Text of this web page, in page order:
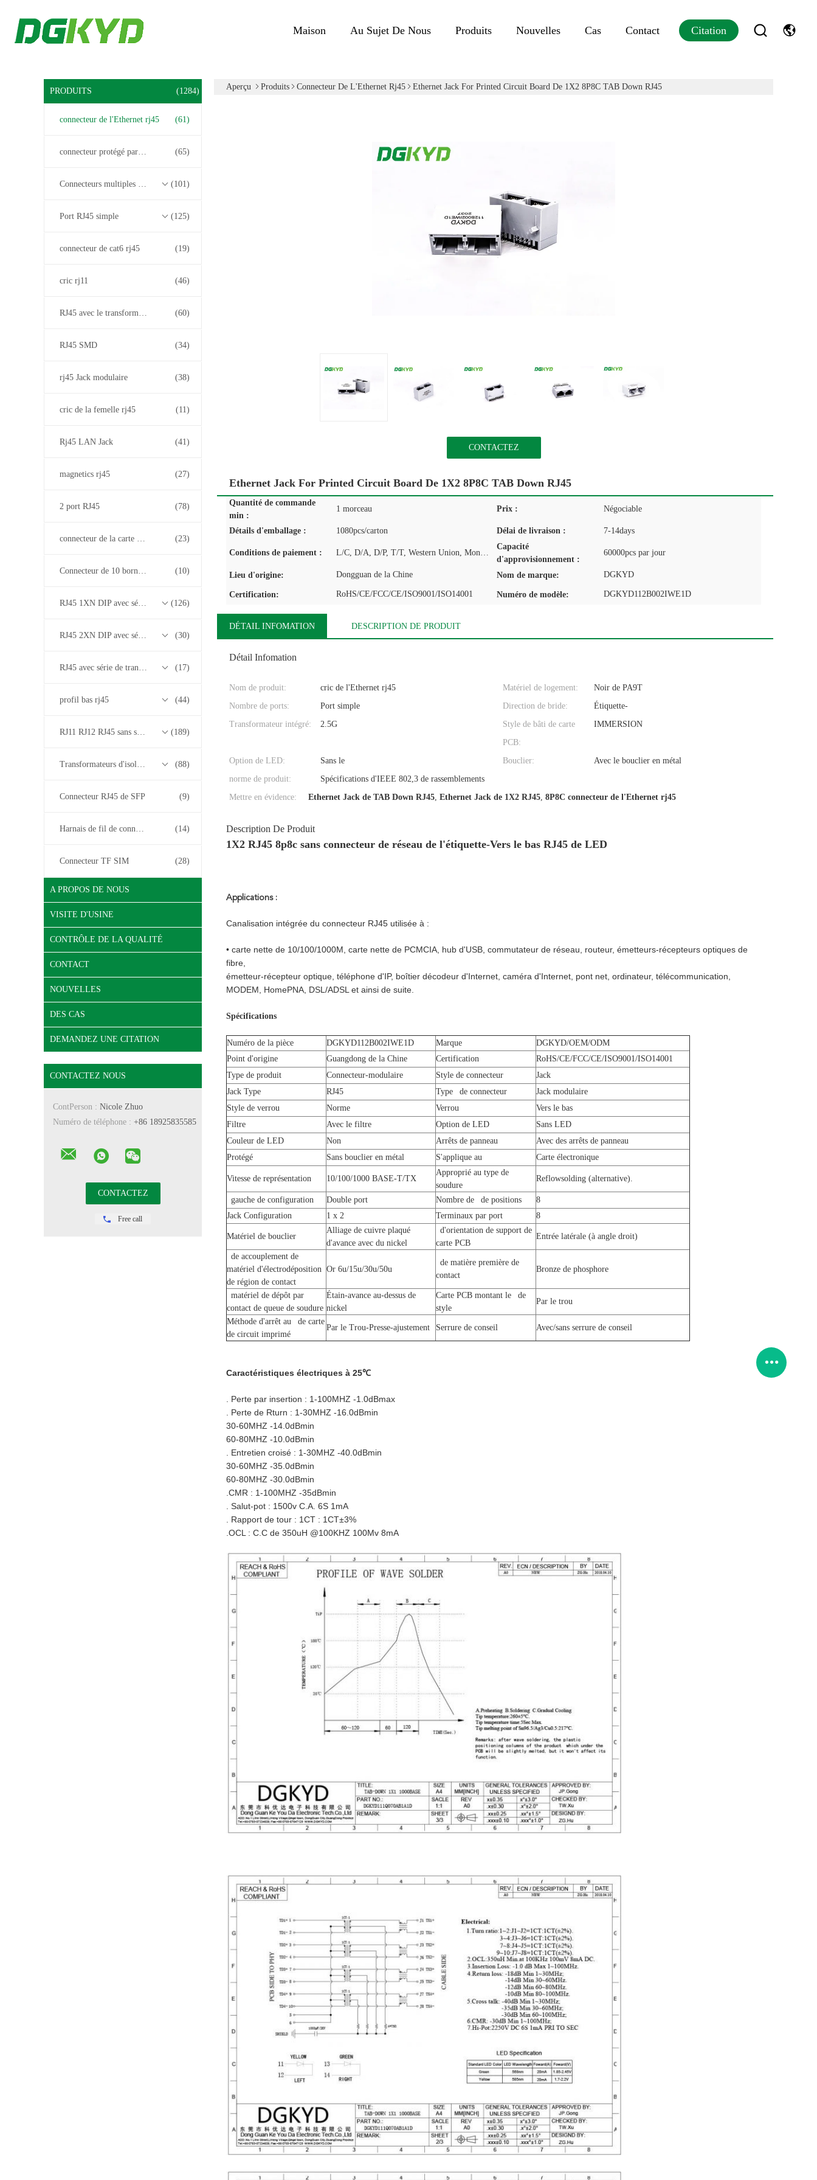
Maison Au Sujet De Nous Produits Nouvelles Cas Contact Citation
PRODUITS (1284)
connecteur de l'Ethernet rj45 (61)
connecteur protégé par rj45 (65)
Connecteurs multiples du port RJ45 (101)
Port RJ45 simple (125)
connecteur de cat6 rj45 (19)
cric rj11 (46)
RJ45 avec le transformateur (60)
RJ45 SMD (34)
rj45 Jack modulaire (38)
cric de la femelle rj45 (11)
Rj45 LAN Jack (41)
magnetics rj45 (27)
2 port RJ45 (78)
connecteur de la carte PCB rj45 (23)
Connecteur de 10 bornes RJ45 (10)
RJ45 1XN DIP avec série de transformateurs base-T 10/100/1000M (126)
RJ45 2XN DIP avec série de transformateurs base-T 10/100/1000M (30)
RJ45 avec série de transformateurs 2.5G/5G/10G Base-T (17)
profil bas rj45 (44)
RJ11 RJ12 RJ45 sans série de transformateurs (189)
Transformateurs d'isolement (88)
Connecteur RJ45 de SFP (9)
Harnais de fil de connecteur (14)
Connecteur TF SIM (28)
A PROPOS DE NOUS
VISITE D'USINE
CONTRÔLE DE LA QUALITÉ
CONTACT
NOUVELLES
DES CAS
DEMANDEZ UNE CITATION
CONTACTEZ NOUS
ContPerson : Nicole Zhuo
Numéro de téléphone : +86 18925835585
Free call
Aperçu Produits Connecteur De L'Ethernet Rj45 Ethernet Jack For Printed Circuit Board De 1X2 8P8C TAB Down RJ45
CONTACTEZ
Ethernet Jack For Printed Circuit Board De 1X2 8P8C TAB Down RJ45
Quantité de commande
min :
1 morceau Prix : Négociable
Détails d'emballage : 1080pcs/carton Délai de livraison : 7-14days
Conditions de paiement : L/C, D/A, D/P, T/T, Western Union, MoneyGram
Capacité
d'approvisionnement :
60000pcs par jour
Lieu d'origine: Dongguan de la Chine Nom de marque: DGKYD
Certification: RoHS/CE/FCC/CE/ISO9001/ISO14001 Numéro de modèle: DGKYD112B002IWE1D
DÉTAIL INFOMATION DESCRIPTION DE PRODUIT
Détail Infomation
Nom de produit: cric de l'Ethernet rj45 Matériel de logement:
Noir de PA9T
Nombre de ports:
Port simple Direction de bride:
Étiquette-
Transformateur intégré:
2.5G
Style de bâti de carte
PCB:
IMMERSION
Option de LED: Sans le Bouclier:
Avec le bouclier en métal
norme de produit:
Spécifications d'IEEE 802,3 de rassemblements
Mettre en évidence:
Ethernet Jack de TAB Down RJ45, Ethernet Jack de 1X2 RJ45, 8P8C connecteur de l'Ethernet rj45
Description De Produit
1X2 RJ45 8p8c sans connecteur de réseau de l'étiquette-Vers le bas RJ45 de LED
Applications :
Canalisation intégrée du connecteur RJ45 utilisée à :
• carte nette de 10/100/1000M, carte nette de PCMCIA, hub d'USB, commutateur de réseau, routeur, émetteurs-récepteurs optiques de
fibre,
émetteur-récepteur optique, téléphone d'IP, boîtier décodeur d'Internet, caméra d'Internet, pont net, ordinateur, télécommunication,
MODEM, HomePNA, DSL/ADSL et ainsi de suite.
Spécifications
Numéro de la pièce DGKYD112B002IWE1D Marque
DGKYD/OEM/ODM
Point d'origine
Guangdong de la Chine Certification
RoHS/CE/FCC/CE/ISO9001/ISO14001
Type de produit
Connecteur-modulaire Style de connecteur
Jack
Jack Type
RJ45 Type de connecteur
Jack modulaire
Style de verrou
Norme Verrou
Vers le bas
Filtre
Avec le filtre Option de LED
Sans LED
Couleur de LED
Non Arrêts de panneau
Avec des arrêts de panneau
Protégé
Sans bouclier en métal S'applique au Carte électronique
Vitesse de représentation 10/100/1000 BASE-T/TX
Approprié au type de
soudure
Reflowsolding (alternative).
gauche de configuration Double port Nombre de de positions
8
Jack Configuration
1 x 2 Terminaux par port 8
Matériel de bouclier
Alliage de cuivre plaqué
d'avance avec du nickel
d'orientation de support de
carte PCB
Entrée latérale (à angle droit)
de accouplement de
matériel d'électrodéposition
de région de contact
Or 6u/15u/30u/50u
de matière première de
contact
Bronze de phosphore
matériel de dépôt par
contact de queue de soudure
Étain-avance au-dessus de
nickel
Carte PCB montant le de
style
Par le trou
Méthode d'arrêt au de carte
de circuit imprimé
Par le Trou-Presse-ajustement Serrure de conseil Avec/sans serrure de conseil
Caractéristiques électriques à 25℃
. Perte par insertion : 1-100MHZ -1.0dBmax
. Perte de Rturn : 1-30MHZ -16.0dBmin
30-60MHZ -14.0dBmin
60-80MHZ -10.0dBmin
. Entretien croisé : 1-30MHZ -40.0dBmin
30-60MHZ -35.0dBmin
60-80MHZ -30.0dBmin
.CMR : 1-100MHZ -35dBmin
. Salut-pot : 1500v C.A. 6S 1mA
. Rapport de tour : 1CT : 1CT±3%
.OCL : C.C de 350uH @100KHZ 100Mv 8mA